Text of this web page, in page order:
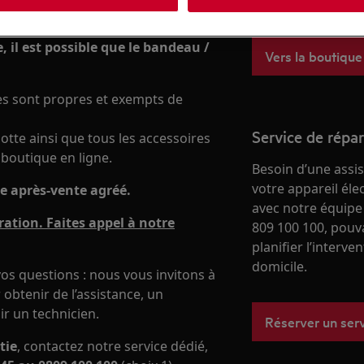
il est possible que le bandeau /
sont propres et exempts de
ainsi que tous les accessoires
en ligne.
après-vente agréé.
Faites appel à notre
questions : nous vous invitons à
de l’assistance, un
un technicien.
, contactez notre service dédié,
Vers la
Service de
Besoin d’une
votre appareil
avec notre
809 100 100,
planifier
domicile.
Réserver un